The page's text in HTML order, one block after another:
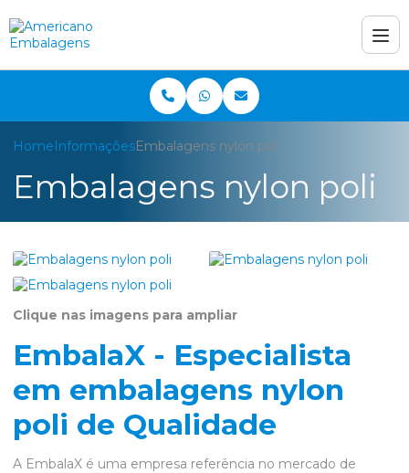
HomeInformaçõesEmbalagens nylon poli
Embalagens nylon poli
Clique nas imagens para ampliar
EmbalaX - Especialista
em embalagens nylon
poli de Qualidade
A EmbalaX é uma empresa referência no mercado de